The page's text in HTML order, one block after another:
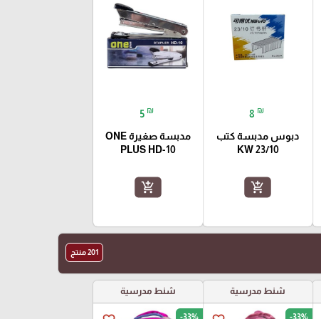
8 ₪
دبوس مدبسة كتب
23/10 KW
add_shopping_cart
5 ₪
مدبسة صغيرة ONE
PLUS HD-10
add_shopping_cart
201 منتج
شنط مدرسية
-33%
شنط مدرسية
-33%